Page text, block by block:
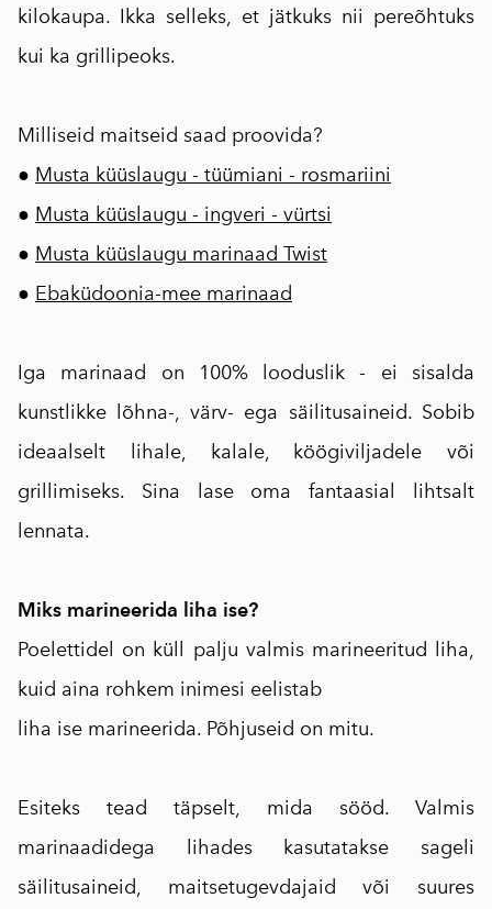
kilokaupa. Ikka selleks, et jätkuks nii pereõhtuks
kui ka grillipeoks.
Milliseid maitseid saad proovida?
● Musta küüslaugu - tüümiani - rosmariini
● Musta küüslaugu - ingveri - vürtsi
● Musta küüslaugu marinaad Twist
● Ebaküdoonia-mee marinaad
Iga marinaad on 100% looduslik - ei sisalda
kunstlikke lõhna-, värv- ega säilitusaineid. Sobib
ideaalselt lihale, kalale, köögiviljadele või
grillimiseks. Sina lase oma fantaasial lihtsalt
lennata.
Miks marineerida liha ise?
Poelettidel on küll palju valmis marineeritud liha,
kuid aina rohkem inimesi eelistab
liha ise marineerida. Põhjuseid on mitu.
Esiteks tead täpselt, mida sööd. Valmis
marinaadidega lihades kasutatakse sageli
säilitusaineid, maitsetugevdajaid või suures